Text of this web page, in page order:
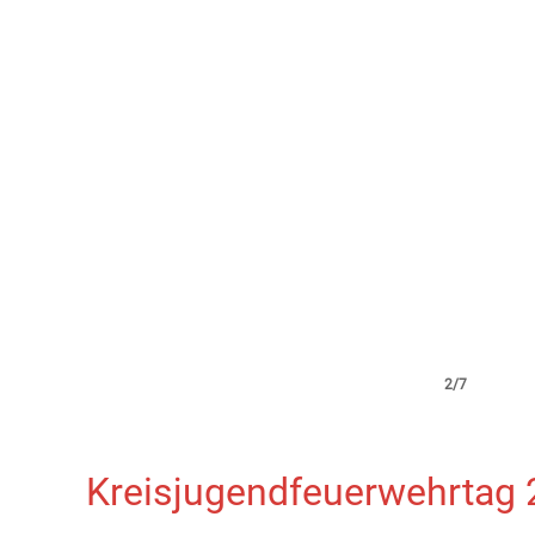
2/7
Kreisjugendfeuerwehrtag